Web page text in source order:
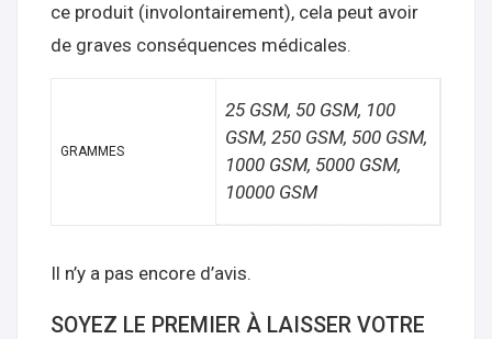
ce produit (involontairement), cela peut avoir
de graves conséquences médicales.
GRAMMES
25 GSM, 50 GSM, 100
GSM, 250 GSM, 500 GSM,
1000 GSM, 5000 GSM,
10000 GSM
Il n’y a pas encore d’avis.
SOYEZ LE PREMIER À LAISSER VOTRE